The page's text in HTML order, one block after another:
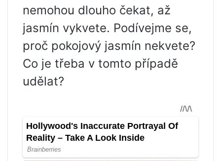
nemohou dlouho čekat, až
jasmín vykvete. Podívejme se,
proč pokojový jasmín nekvete?
Co je třeba v tomto případě
udělat?